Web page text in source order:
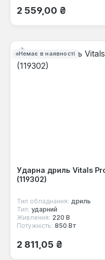
Звичайна ціна:
2 559,00 ₴
Немає в наявності
Ударна дриль Vitals
(119302)
Тип обладнання: дриль
Тип: ударний
Живлення: 220 В
Потужність: 850 Вт
Звичайна ціна:
2 811,05 ₴